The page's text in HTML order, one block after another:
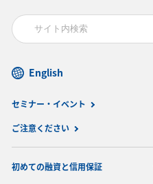
English
セミナー・イベント
ご注意ください
初めての融資と信用保証